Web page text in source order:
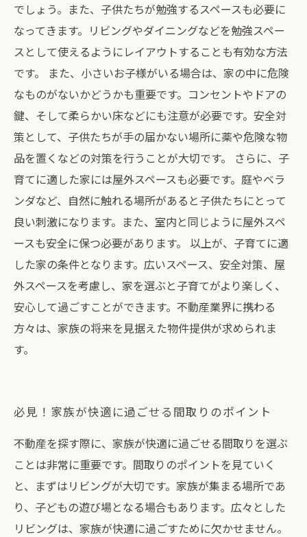
でしょう。また、子供たちが勉強するスペースも必要に
なってきます。リビングやダイニングなどを勉強スペー
スとして使えるようにレイアウトすることも有効な方法
です。 また、小さいお子様がいる場合は、家の中に危険
なものがないかどうかも重要です。コンセントやドアの
鍵、そして柔らかい床などにも注意が必要です。安全対
策として、子供たちが手の届かない場所に薬や危険な物
品を置くなどの対策を行うことが大切です。 さらに、子
育てに適した家には屋外スペースも必要です。庭やベラ
ンダなど、自然に触れる場所があると子供たちにとって
良い刺激になります。また、室内と同じように屋外スペ
ースも安全に保つ必要があります。 以上が、子育てに適
した家の条件となります。広いスペース、安全対策、屋
外スペースを考慮し、家を選ぶと子育てがより楽しく、
安心して過ごすことができます。不動産業界に携わる
方々は、家族の将来を見据えた物件提供が求められま
す。
必見！家族が快適に過ごせる間取りのポイント
不動産を探す際に、家族が快適に過ごせる間取りを選ぶ
ことは非常に重要です。間取りのポイントを見ていく
と、まずはリビングが大切です。家族が集まる場所であ
り、子どもの遊び場となる場合もあります。広々とした
リビングは、家族が快適に過ごすために欠かせません。